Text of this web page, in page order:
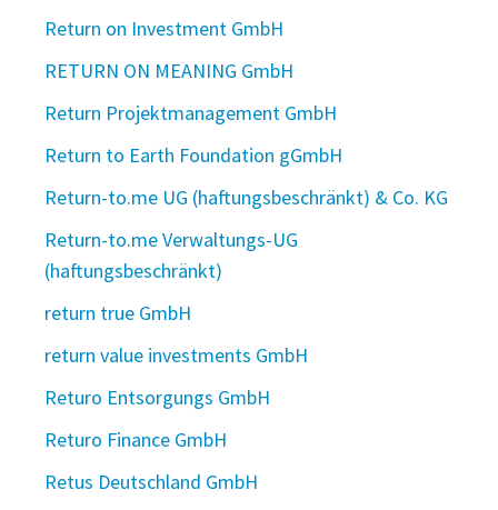
Return on Investment GmbH
RETURN ON MEANING GmbH
Return Projektmanagement GmbH
Return to Earth Foundation gGmbH
Return-to.me UG (haftungsbeschränkt) & Co. KG
Return-to.me Verwaltungs-UG
(haftungsbeschränkt)
return true GmbH
return value investments GmbH
Returo Entsorgungs GmbH
Returo Finance GmbH
Retus Deutschland GmbH